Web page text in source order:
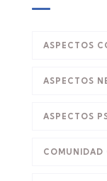
ASPECTOS
ASPECTOS
ASPECTOS
COMUNIDAD